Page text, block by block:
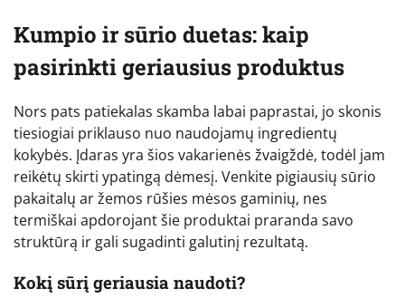
Kumpio ir sūrio duetas: kaip
pasirinkti geriausius produktus
Nors pats patiekalas skamba labai paprastai, jo skonis
tiesiogiai priklauso nuo naudojamų ingredientų
kokybės. Įdaras yra šios vakarienės žvaigždė, todėl jam
reikėtų skirti ypatingą dėmesį. Venkite pigiausių sūrio
pakaitalų ar žemos rūšies mėsos gaminių, nes
termiškai apdorojant šie produktai praranda savo
struktūrą ir gali sugadinti galutinį rezultatą.
Kokį sūrį geriausia naudoti?